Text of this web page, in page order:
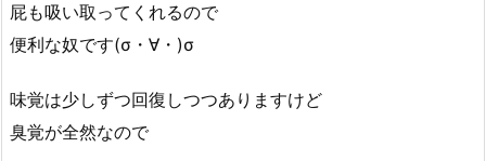
屁も吸い取ってくれるので
便利な奴です(σ・∀・)σ
味覚は少しずつ回復しつつありますけど
臭覚が全然なので